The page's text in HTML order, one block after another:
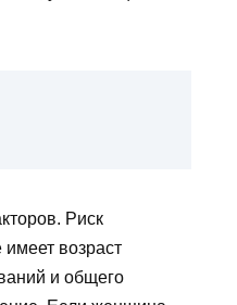
Риск
возраст
и общего